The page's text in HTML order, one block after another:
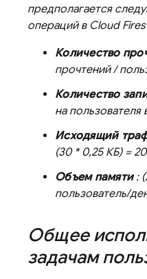
предполагается
операций в Cloud
Количество
прочтений /
Количество
на пользователя
Исходящий
(30 * 0,25 КБ) =
Объем памяти:
пользователь/
Общее
задачам